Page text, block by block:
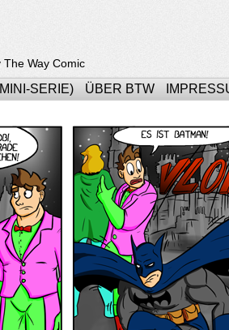
The Way Comic
SERIE) ÜBER BTW